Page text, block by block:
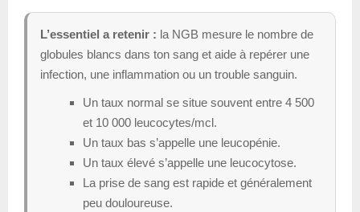
L’essentiel a retenir : la NGB mesure le nombre de
globules blancs dans ton sang et aide à repérer une
infection, une inflammation ou un trouble sanguin.
Un taux normal se situe souvent entre 4 500
et 10 000 leucocytes/mcl.
Un taux bas s’appelle une leucopénie.
Un taux élevé s’appelle une leucocytose.
La prise de sang est rapide et généralement
peu douloureuse.